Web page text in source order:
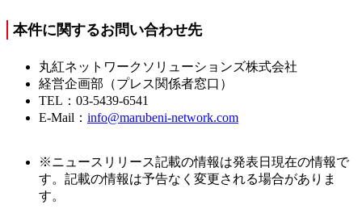
本件に関するお問い合わせ先
丸紅ネットワークソリューションズ株式会社
経営企画部（プレス関係者窓口）
TEL：03-5439-6541
E-Mail： info@marubeni-network.com
※ニュースリリース記載の情報は発表日現在の情報で
す。記載の情報は予告なく変更される場合がありま
す。